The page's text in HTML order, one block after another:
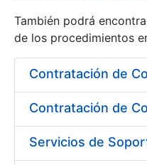
También podrá
de los procedimientos